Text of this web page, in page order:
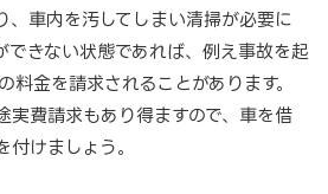
、車内を汚してしまい清掃が必要に
できない状態であれば、例え事故を起
料金を請求されることがあります。
実費請求もあり得ますので、車を借
付けましょう。